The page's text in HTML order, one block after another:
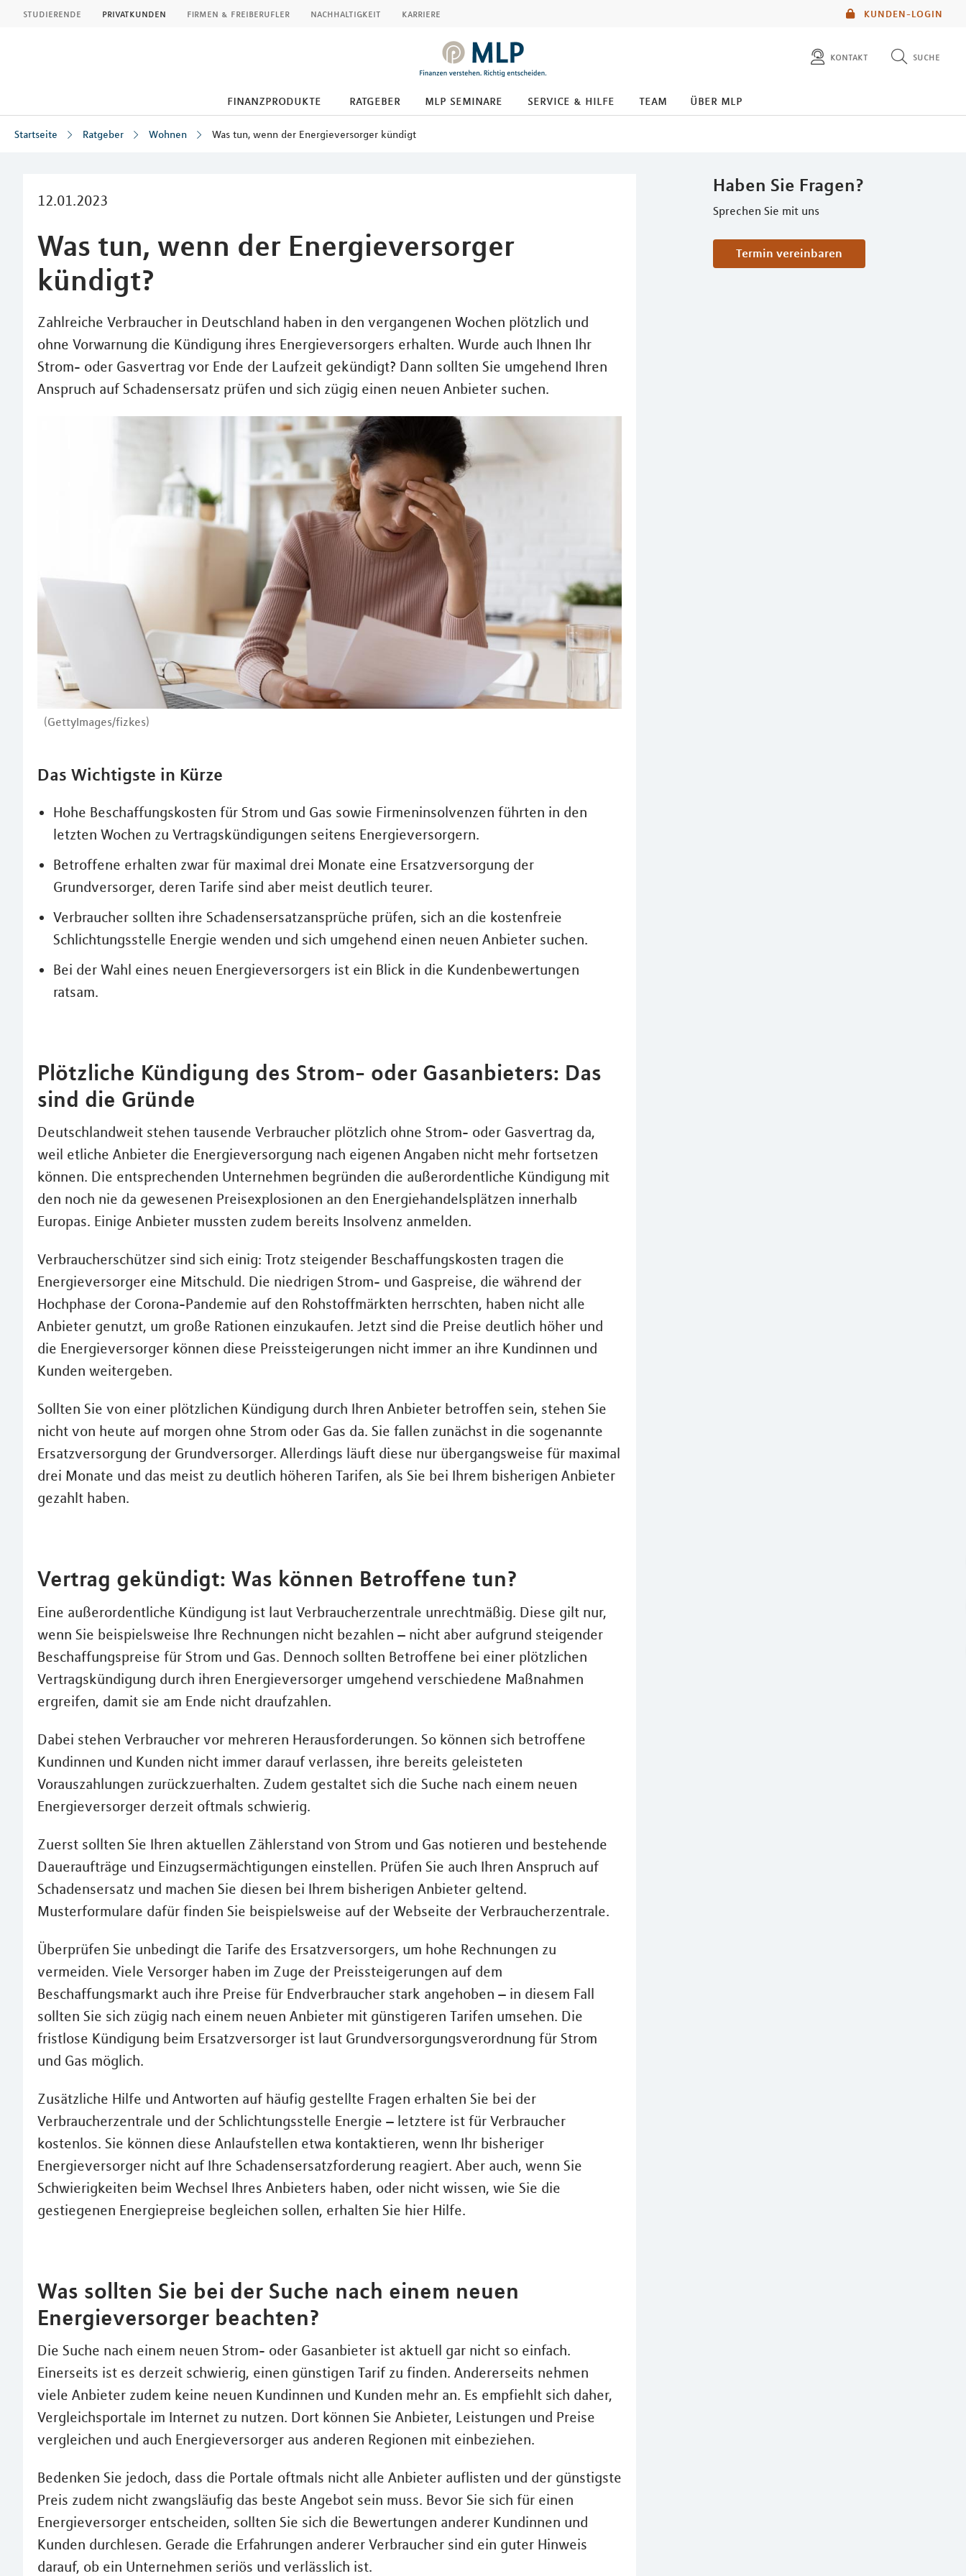
KUNDEN-LOGIN
studierende privatkunden firmen & freiberufler nachhaltigkeit karriere
kontakt suche
finanzprodukte ratgeber mlp seminare service & hilfe team über mlp
Startseite Ratgeber Wohnen Was tun, wenn der Energieversorger kündigt
12.01.2023
Was tun, wenn der Energieversorger
kündigt?
Zahlreiche Verbraucher in Deutschland haben in den vergangenen Wochen plötzlich und
ohne Vorwarnung die Kündigung ihres Energieversorgers erhalten. Wurde auch Ihnen Ihr
Strom- oder Gasvertrag vor Ende der Laufzeit gekündigt? Dann sollten Sie umgehend Ihren
Anspruch auf Schadensersatz prüfen und sich zügig einen neuen Anbieter suchen.
(GettyImages/fizkes)
Haben Sie Fragen?
Sprechen Sie mit uns
Termin vereinbaren
Das Wichtigste in Kürze
Hohe Beschaffungskosten für Strom und Gas sowie Firmeninsolvenzen führten in den
letzten Wochen zu Vertragskündigungen seitens Energieversorgern.
Betroffene erhalten zwar für maximal drei Monate eine Ersatzversorgung der
Grundversorger, deren Tarife sind aber meist deutlich teurer.
Verbraucher sollten ihre Schadensersatzansprüche prüfen, sich an die kostenfreie
Schlichtungsstelle Energie wenden und sich umgehend einen neuen Anbieter suchen.
Bei der Wahl eines neuen Energieversorgers ist ein Blick in die Kundenbewertungen
ratsam.
Plötzliche Kündigung des Strom- oder Gasanbieters: Das
sind die Gründe
Deutschlandweit stehen tausende Verbraucher plötzlich ohne Strom- oder Gasvertrag da,
weil etliche Anbieter die Energieversorgung nach eigenen Angaben nicht mehr fortsetzen
können. Die entsprechenden Unternehmen begründen die außerordentliche Kündigung mit
den noch nie da gewesenen Preisexplosionen an den Energiehandelsplätzen innerhalb
Europas. Einige Anbieter mussten zudem bereits Insolvenz anmelden.
Verbraucherschützer sind sich einig: Trotz steigender Beschaffungskosten tragen die
Energieversorger eine Mitschuld. Die niedrigen Strom- und Gaspreise, die während der
Hochphase der Corona-Pandemie auf den Rohstoffmärkten herrschten, haben nicht alle
Anbieter genutzt, um große Rationen einzukaufen. Jetzt sind die Preise deutlich höher und
die Energieversorger können diese Preissteigerungen nicht immer an ihre Kundinnen und
Kunden weitergeben.
Sollten Sie von einer plötzlichen Kündigung durch Ihren Anbieter betroffen sein, stehen Sie
nicht von heute auf morgen ohne Strom oder Gas da. Sie fallen zunächst in die sogenannte
Ersatzversorgung der Grundversorger. Allerdings läuft diese nur übergangsweise für maximal
drei Monate und das meist zu deutlich höheren Tarifen, als Sie bei Ihrem bisherigen Anbieter
gezahlt haben.
Vertrag gekündigt: Was können Betroffene tun?
Eine außerordentliche Kündigung ist laut Verbraucherzentrale unrechtmäßig. Diese gilt nur,
wenn Sie beispielsweise Ihre Rechnungen nicht bezahlen – nicht aber aufgrund steigender
Beschaffungspreise für Strom und Gas. Dennoch sollten Betroffene bei einer plötzlichen
Vertragskündigung durch ihren Energieversorger umgehend verschiedene Maßnahmen
ergreifen, damit sie am Ende nicht draufzahlen.
Dabei stehen Verbraucher vor mehreren Herausforderungen. So können sich betroffene
Kundinnen und Kunden nicht immer darauf verlassen, ihre bereits geleisteten
Vorauszahlungen zurückzuerhalten. Zudem gestaltet sich die Suche nach einem neuen
Energieversorger derzeit oftmals schwierig.
Zuerst sollten Sie Ihren aktuellen Zählerstand von Strom und Gas notieren und bestehende
Daueraufträge und Einzugsermächtigungen einstellen. Prüfen Sie auch Ihren Anspruch auf
Schadensersatz und machen Sie diesen bei Ihrem bisherigen Anbieter geltend.
Musterformulare dafür finden Sie beispielsweise auf der Webseite der Verbraucherzentrale.
Überprüfen Sie unbedingt die Tarife des Ersatzversorgers, um hohe Rechnungen zu
vermeiden. Viele Versorger haben im Zuge der Preissteigerungen auf dem
Beschaffungsmarkt auch ihre Preise für Endverbraucher stark angehoben – in diesem Fall
sollten Sie sich zügig nach einem neuen Anbieter mit günstigeren Tarifen umsehen. Die
fristlose Kündigung beim Ersatzversorger ist laut Grundversorgungsverordnung für Strom
und Gas möglich.
Zusätzliche Hilfe und Antworten auf häufig gestellte Fragen erhalten Sie bei der
Verbraucherzentrale und der Schlichtungsstelle Energie – letztere ist für Verbraucher
kostenlos. Sie können diese Anlaufstellen etwa kontaktieren, wenn Ihr bisheriger
Energieversorger nicht auf Ihre Schadensersatzforderung reagiert. Aber auch, wenn Sie
Schwierigkeiten beim Wechsel Ihres Anbieters haben, oder nicht wissen, wie Sie die
gestiegenen Energiepreise begleichen sollen, erhalten Sie hier Hilfe.
Was sollten Sie bei der Suche nach einem neuen
Energieversorger beachten?
Die Suche nach einem neuen Strom- oder Gasanbieter ist aktuell gar nicht so einfach.
Einerseits ist es derzeit schwierig, einen günstigen Tarif zu finden. Andererseits nehmen
viele Anbieter zudem keine neuen Kundinnen und Kunden mehr an. Es empfiehlt sich daher,
Vergleichsportale im Internet zu nutzen. Dort können Sie Anbieter, Leistungen und Preise
vergleichen und auch Energieversorger aus anderen Regionen mit einbeziehen.
Bedenken Sie jedoch, dass die Portale oftmals nicht alle Anbieter auflisten und der günstigste
Preis zudem nicht zwangsläufig das beste Angebot sein muss. Bevor Sie sich für einen
Energieversorger entscheiden, sollten Sie sich die Bewertungen anderer Kundinnen und
Kunden durchlesen. Gerade die Erfahrungen anderer Verbraucher sind ein guter Hinweis
darauf, ob ein Unternehmen seriös und verlässlich ist.